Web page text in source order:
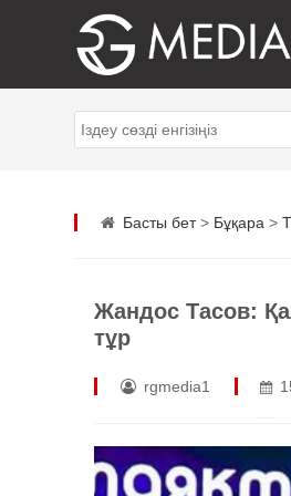
Басты бет> Бұқара >
Жандос Тасов:
тұр
rgmedia1